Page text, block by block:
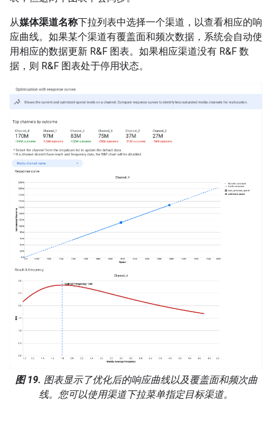
从媒体渠道名称下拉列表中选择一个渠道，以查看相应的响
应曲线。如果某个渠道有覆盖面和频次数据，系统会自动使
用相应的数据更新 R&F 图表。如果相应渠道没有 R&F 数
据，则 R&F 图表处于停用状态。
图 19. 图表显示了优化后的响应曲线以及覆盖面和频次曲
线。您可以使用渠道下拉菜单指定目标渠道。